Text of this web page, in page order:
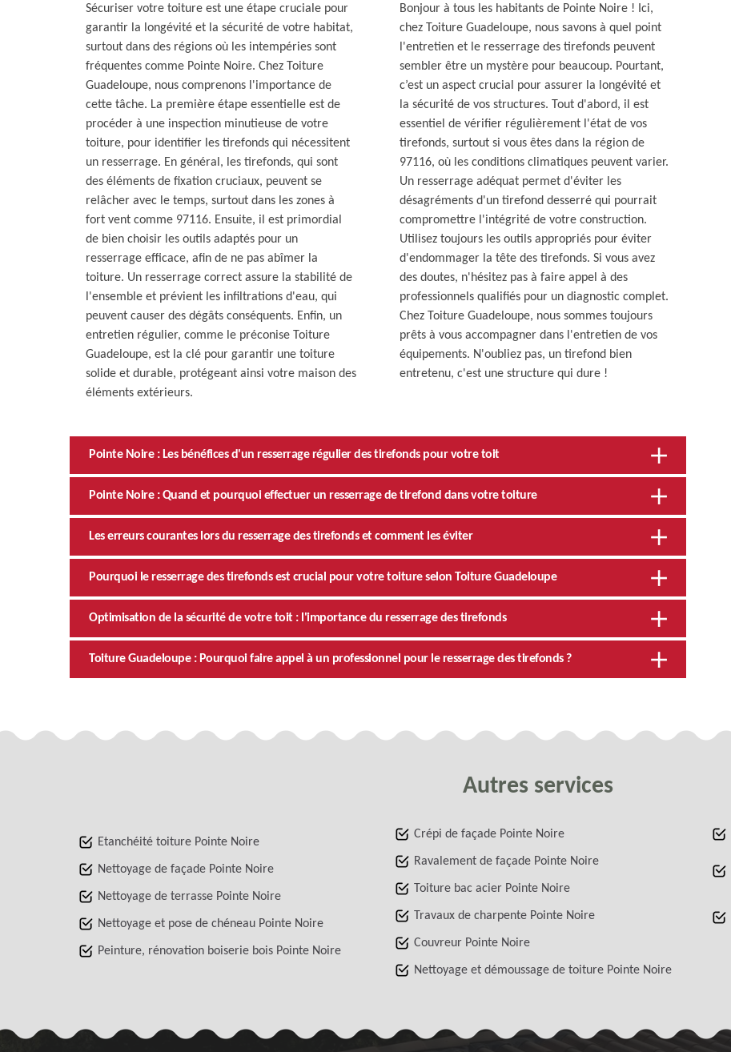
Sécuriser votre toiture est une étape cruciale pour
garantir la longévité et la sécurité de votre habitat,
surtout dans des régions où les intempéries sont
fréquentes comme Pointe Noire. Chez Toiture
Guadeloupe, nous comprenons l'importance de
cette tâche. La première étape essentielle est de
procéder à une inspection minutieuse de votre
toiture, pour identifier les tirefonds qui nécessitent
un resserrage. En général, les tirefonds, qui sont
des éléments de fixation cruciaux, peuvent se
relâcher avec le temps, surtout dans les zones à
fort vent comme 97116. Ensuite, il est primordial
de bien choisir les outils adaptés pour un
resserrage efficace, afin de ne pas abîmer la
toiture. Un resserrage correct assure la stabilité de
l'ensemble et prévient les infiltrations d'eau, qui
peuvent causer des dégâts conséquents. Enfin, un
entretien régulier, comme le préconise Toiture
Guadeloupe, est la clé pour garantir une toiture
solide et durable, protégeant ainsi votre maison des
éléments extérieurs.
Bonjour à tous les habitants de Pointe Noire ! Ici,
chez Toiture Guadeloupe, nous savons à quel point
l'entretien et le resserrage des tirefonds peuvent
sembler être un mystère pour beaucoup. Pourtant,
c’est un aspect crucial pour assurer la longévité et
la sécurité de vos structures. Tout d'abord, il est
essentiel de vérifier régulièrement l'état de vos
tirefonds, surtout si vous êtes dans la région de
97116, où les conditions climatiques peuvent varier.
Un resserrage adéquat permet d'éviter les
désagréments d'un tirefond desserré qui pourrait
compromettre l'intégrité de votre construction.
Utilisez toujours les outils appropriés pour éviter
d'endommager la tête des tirefonds. Si vous avez
des doutes, n'hésitez pas à faire appel à des
professionnels qualifiés pour un diagnostic complet.
Chez Toiture Guadeloupe, nous sommes toujours
prêts à vous accompagner dans l'entretien de vos
équipements. N'oubliez pas, un tirefond bien
entretenu, c'est une structure qui dure !
Pointe Noire : Les bénéfices d'un resserrage régulier des tirefonds pour votre toit
Pointe Noire : Quand et pourquoi effectuer un resserrage de tirefond dans votre toiture
Les erreurs courantes lors du resserrage des tirefonds et comment les éviter
Pourquoi le resserrage des tirefonds est crucial pour votre toiture selon Toiture Guadeloupe
Optimisation de la sécurité de votre toit : l'importance du resserrage des tirefonds
Toiture Guadeloupe : Pourquoi faire appel à un professionnel pour le resserrage des tirefonds ?
Autres services
Etanchéité toiture Pointe Noire
Nettoyage de façade Pointe Noire
Nettoyage de terrasse Pointe Noire
Nettoyage et pose de chéneau Pointe Noire
Peinture, rénovation boiserie bois Pointe Noire
Crépi de façade Pointe Noire
Ravalement de façade Pointe Noire
Toiture bac acier Pointe Noire
Travaux de charpente Pointe Noire
Couvreur Pointe Noire
Nettoyage et démoussage de toiture Pointe Noire